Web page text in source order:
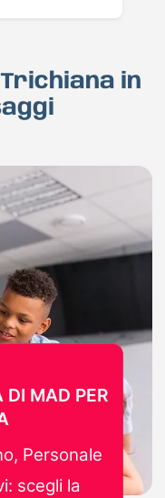
in
DI MAD PER
Personale
scegli la